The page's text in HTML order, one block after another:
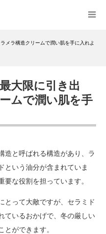
メラ構造クリームで潤い肌を手に入れよ
大限に引き出
ムで潤い肌を手
造と呼ばれる構造があり、ラ
という油分が含まれていま
な役割を担っています。
とって大敵ですが、セラミド
ているおかげで、冬の厳しい
ができます。